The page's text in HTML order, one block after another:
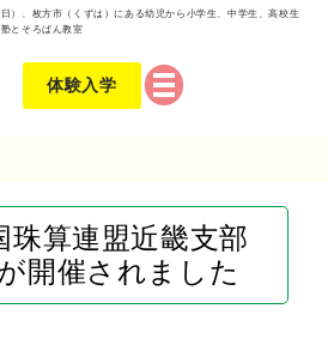
）、枚方市（くずは）にある幼児から小学生、中学生、高校生
とそろばん教室
体験入学
珠算連盟近畿支部
開催されました